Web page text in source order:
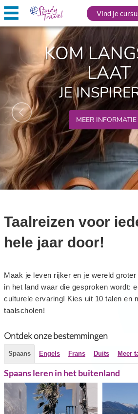
Vind je
KOM
LAAT
JE
MEER INFORMATIE
Previous
Taalreizen voor
hele jaar door!
Maak je leven rijker en je wereld
in het land waar die gesproken wordt:
culturele ervaring! Kies uit 10 talen en
taalscholen!
Ontdek onze bestemmingen
Spaans Engels Frans Duits Meer
Spaans leren in het buitenland